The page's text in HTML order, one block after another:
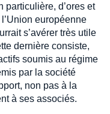
particulière, d’ores et
européenne
s’avérer très utile
dernière consiste,
soumis au régime
par la société
non pas à la
à ses associés.